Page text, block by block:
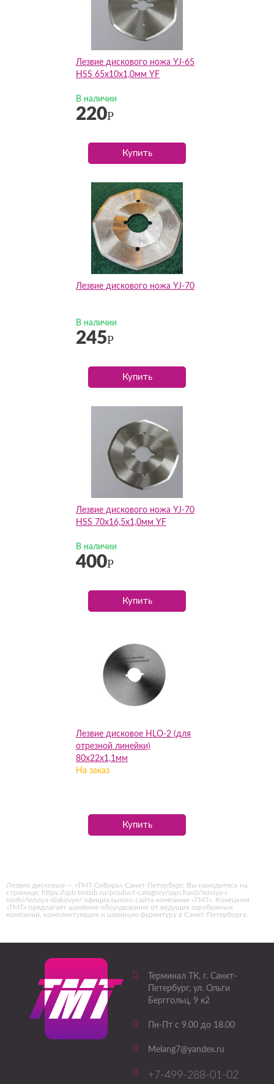
Лезвие дискового ножа YJ-65
HSS 65х10х1,0мм YF
В наличии
220Р
Купить
Лезвие дискового ножа YJ-70
В наличии
245Р
Купить
Лезвие дискового ножа YJ-70
HSS 70х16,5х1,0мм YF
В наличии
400Р
Купить
Лезвие дисковое HLO-2 (для
отрезной линейки)
80х22х1,1мм
На заказ
Купить
Лезвия дисковые — «ТМТ-Сибирь» Санкт-Петербург. Вы находитесь на
странице: https://spb.tmtsib.ru/product-category/zapchasti/lezviya-i-
nozhi/lezviya-diskovye/ официального сайта компании «ТМТ». Компания
«ТМТ» предлагает швейное оборудование от ведущих зарубежных
компаний, комплектующие и швейную фурнитуру в Санкт-Петербурге.
Терминал ТК, г. Санкт-
Петербург, ул. Ольги
Берггольц, 9 к2
Пн-Пт с 9.00 до 18.00
Melang7@yandex.ru
+7-499-288-01-02